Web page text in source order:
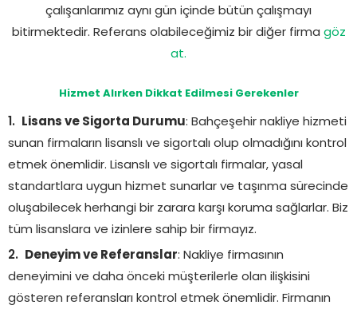
çalışanlarımız aynı gün içinde bütün çalışmayı
bitirmektedir. Referans olabileceğimiz bir diğer firma göz
at.
Hizmet Alırken Dikkat Edilmesi Gerekenler
Lisans ve Sigorta Durumu: Bahçeşehir nakliye hizmeti
sunan firmaların lisanslı ve sigortalı olup olmadığını kontrol
etmek önemlidir. Lisanslı ve sigortalı firmalar, yasal
standartlara uygun hizmet sunarlar ve taşınma sürecinde
oluşabilecek herhangi bir zarara karşı koruma sağlarlar. Biz
tüm lisanslara ve izinlere sahip bir firmayız.
Deneyim ve Referanslar: Nakliye firmasının
deneyimini ve daha önceki müşterilerle olan ilişkisini
gösteren referansları kontrol etmek önemlidir. Firmanın